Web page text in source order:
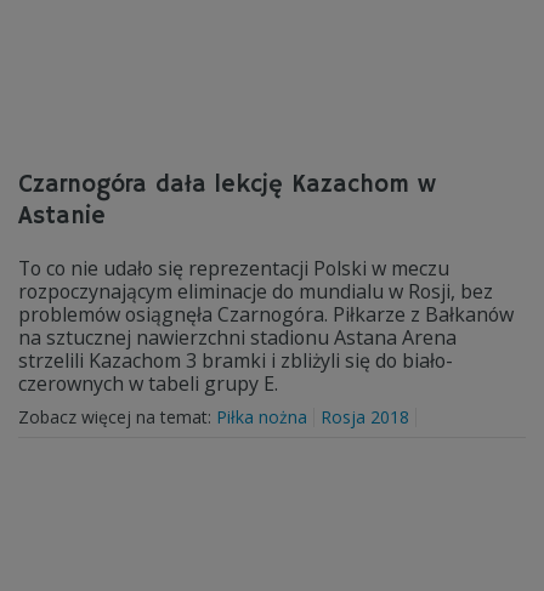
Czarnogóra dała lekcję Kazachom w
Astanie
To co nie udało się reprezentacji Polski w meczu
rozpoczynającym eliminacje do mundialu w Rosji, bez
problemów osiągnęła Czarnogóra. Piłkarze z Bałkanów
na sztucznej nawierzchni stadionu Astana Arena
strzelili Kazachom 3 bramki i zbliżyli się do biało-
czerownych w tabeli grupy E.
Zobacz więcej na temat: Piłka nożna Rosja 2018